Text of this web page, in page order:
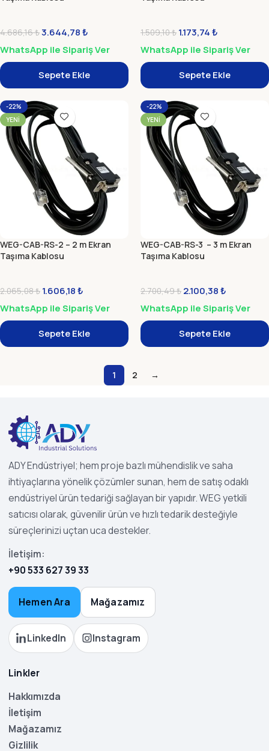
4.686,16₺3.644,78₺
WhatsApp ile Sipariş Ver
Sepete Ekle
1.509,10₺ 1.173,74₺
WhatsApp ile Sipariş Ver
Sepete Ekle
-22%
YENI
WEG-CAB-RS-2 – 2 m Ekran
Taşıma Kablosu
2.065,08₺ 1.606,18₺
WhatsApp ile Sipariş Ver
Sepete Ekle
-22%
YENI
WEG-CAB-RS-3 – 3 m Ekran
Taşıma Kablosu
2.700,49₺ 2.100,38₺
WhatsApp ile Sipariş Ver
Sepete Ekle
1 2 →
ADY Endüstriyel; hem proje bazlı mühendislik ve saha
ihtiyaçlarına yönelik çözümler sunan, hem de satış odaklı
endüstriyel ürün tedariği sağlayan bir yapıdır. WEG yetkili
satıcısı olarak, güvenilir ürün ve hızlı tedarik desteğiyle
süreçlerinizi uçtan uca destekler.
İletişim:
+90 533 627 39 33
Hemen Ara Mağazamız
LinkedIn Instagram
Linkler
Hakkımızda
İletişim
Mağazamız
Gizlilik